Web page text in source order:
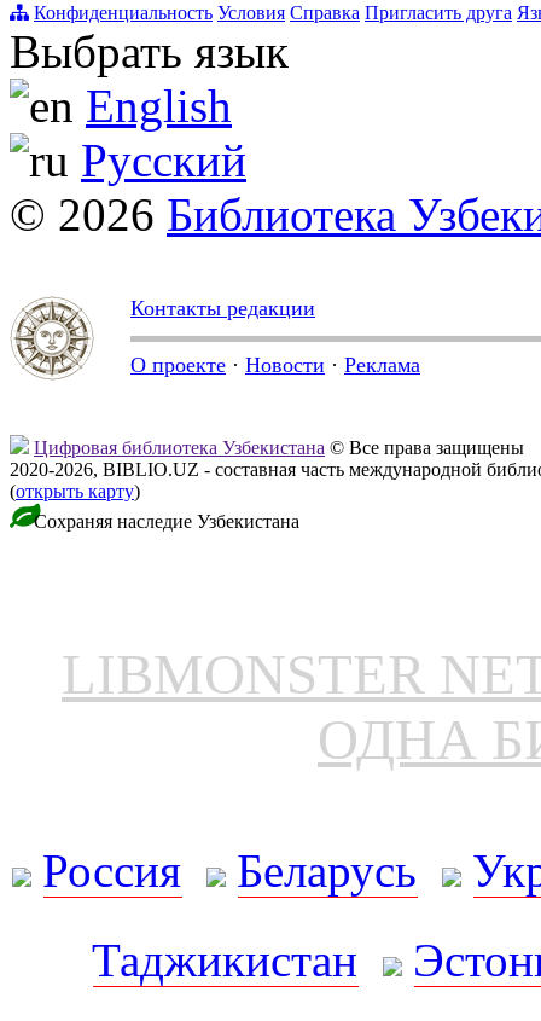
Конфиденциальность Условия Справка Пригласить друга
Выбрать язык
English
Русский
© 2026 Библиотека
Контакты редакции
О проекте · Новости · Реклама
Цифровая библиотека Узбекистана © Все права защищены
2020-2026, BIBLIO.UZ - составная часть международной
(открыть карту)
Сохраняя наследие Узбекистана
LIBMONSTER
ОДНА
Россия Беларусь
Таджикистан